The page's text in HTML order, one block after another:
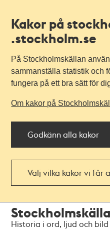
Kakor på
.stockholm.se
På Stockholmskällan
sammanställa statistik och
fungera på ett bra sätt för
Om kakor på
Godkänn alla kakor
Välj vilka kakor vi får
navigationen
huvudinnehållet
Historia i ord, ljud och bild